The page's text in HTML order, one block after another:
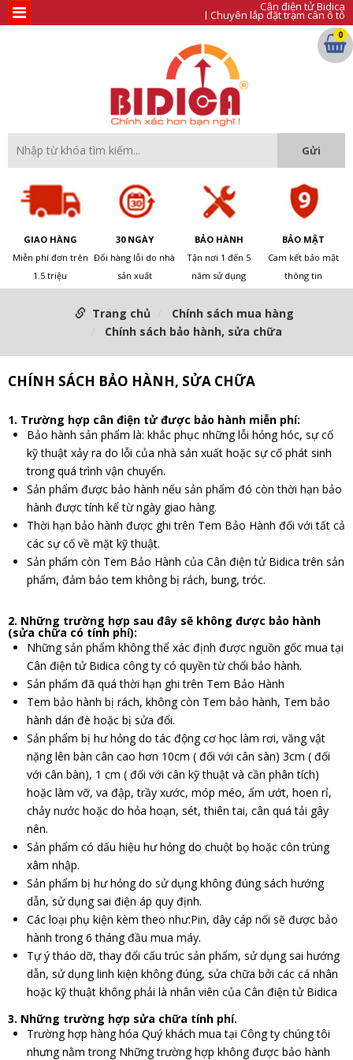
Cân điện tử Bidica
Chuyên lắp đặt trạm cân ô tô
GIAO HÀNG
Miễn phí đơn trên
1.5 triệu
30 NGÀY
Đổi hàng lỗi do nhà
sản xuất
BẢO HÀNH
Tận nơi 1 đến 5
năm sử dụng
BẢO MẬT
Cam kết bảo mật
thông tin
0
Trang chủ
Chính sách mua hàng
Chính sách bảo hành, sửa chữa
CHÍNH SÁCH BẢO HÀNH, SỬA CHỮA
1. Trường hợp cân điện tử được bảo hành miễn phí:
Bảo hành sản phẩm là: khắc phục những lỗi hỏng hóc, sự cố
kỹ thuật xảy ra do lỗi của nhà sản xuất hoặc sự cố phát sinh
trong quá trình vận chuyển.
Sản phẩm được bảo hành nếu sản phẩm đó còn thời hạn bảo
hành được tính kể từ ngày giao hàng.
Thời hạn bảo hành được ghi trên Tem Bảo Hành đối với tất cả
các sự cố về mặt kỹ thuật.
Sản phẩm còn Tem Bảo Hành của Cân điện tử Bidica trên sản
phẩm, đảm bảo tem không bị rách, bung, tróc.
2. Những trường hợp sau đây sẽ không được bảo hành
(sửa chữa có tính phí):
Những sản phẩm không thể xác định được nguồn gốc mua tại
Cân điện tử Bidica công ty có quyền từ chối bảo hành.
Sản phẩm đã quá thời hạn ghi trên Tem Bảo Hành
Tem bảo hành bị rách, không còn Tem bảo hành, Tem bảo
hành dán đè hoặc bị sửa đổi.
Sản phẩm bị hư hỏng do tác động cơ học làm rơi, văng vật
nặng lên bàn cân cao hơn 10cm ( đối với cân sàn) 3cm ( đối
với cân bàn), 1 cm ( đối với cân kỹ thuật và cần phân tích)
hoặc làm vỡ, va đập, trầy xước, móp méo, ẩm ướt, hoen rỉ,
chảy nước hoặc do hỏa hoạn, sét, thiên tai, cân quá tải gây
nên.
Sản phẩm có dấu hiệu hư hỏng do chuột bọ hoặc côn trùng
xâm nhập.
Sản phẩm bị hư hỏng do sử dụng không đúng sách hướng
dẫn, sử dụng sai điện áp quy định.
Các loại phụ kiện kèm theo như:Pin, dây cáp nối sẽ được bảo
hành trong 6 tháng đầu mua máy.
Tự ý tháo dỡ, thay đổi cấu trúc sản phẩm, sử dụng sai hướng
dẫn, sử dụng linh kiện không đúng, sửa chữa bởi các cá nhân
hoặc kỹ thuật không phải là nhân viên của Cân điện tử Bidica
3. Những trường hợp sửa chữa tính phí.
Trường hợp hàng hóa Quý khách mua tại Công ty chúng tôi
nhưng nằm trong Những trường hợp không được bảo hành